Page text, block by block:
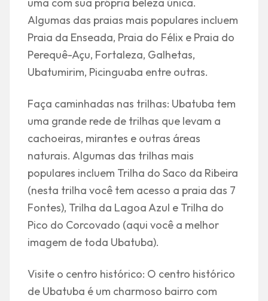
Algumas das praias mais populares incluem
Praia da Enseada, Praia do Félix e Praia do
Perequê-Açu, Fortaleza, Galhetas,
Ubatumirim, Picinguaba entre outras.
Faça caminhadas nas trilhas: Ubatuba tem
uma grande rede de trilhas que levam a
cachoeiras, mirantes e outras áreas
naturais. Algumas das trilhas mais
populares incluem Trilha do Saco da Ribeira
(nesta trilha você tem acesso a praia das 7
Fontes), Trilha da Lagoa Azul e Trilha do
Pico do Corcovado (aqui você a melhor
imagem de toda Ubatuba).
Visite o centro histórico: O centro histórico
de Ubatuba é um charmoso bairro com